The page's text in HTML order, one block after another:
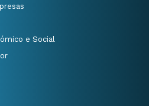
e Social